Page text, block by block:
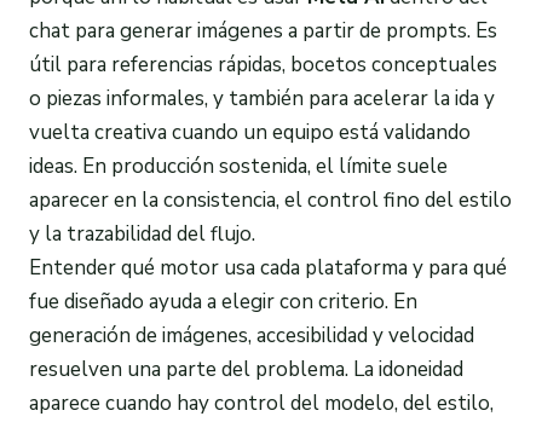
chat para generar imágenes a partir de prompts. Es
útil para referencias rápidas, bocetos conceptuales
o piezas informales, y también para acelerar la ida y
vuelta creativa cuando un equipo está validando
ideas. En producción sostenida, el límite suele
aparecer en la consistencia, el control fino del estilo
y la trazabilidad del flujo.
Entender qué motor usa cada plataforma y para qué
fue diseñado ayuda a elegir con criterio. En
generación de imágenes, accesibilidad y velocidad
resuelven una parte del problema. La idoneidad
aparece cuando hay control del modelo, del estilo,